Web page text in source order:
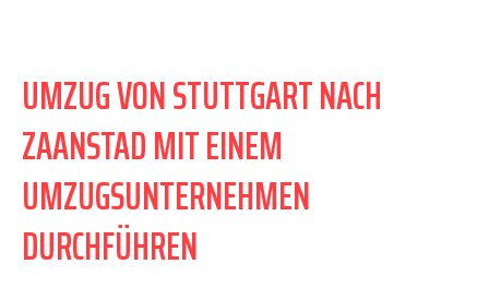
UMZUG VON STUTTGART NACH
ZAANSTAD MIT EINEM
UMZUGSUNTERNEHMEN
DURCHFÜHREN